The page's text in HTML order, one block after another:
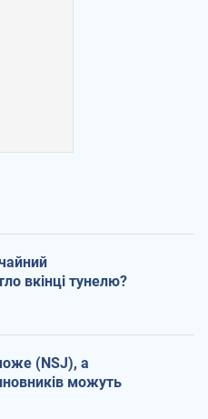
вкінці тунелю?
(NSJ), а
можуть